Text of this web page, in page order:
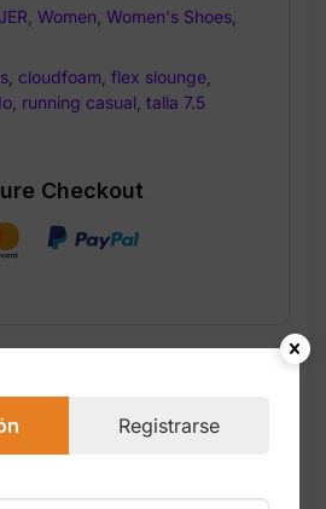
Women Women's Shoes
cloudfoam flex slounge
running casual talla 7.5
Checkout
Valoraciones (0)
Registrarse